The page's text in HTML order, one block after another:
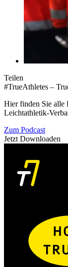
Teilen
#TrueAthletes –
Hier finden Sie alle
Leichtathletik-
Zum Podcast
Jetzt Downloaden